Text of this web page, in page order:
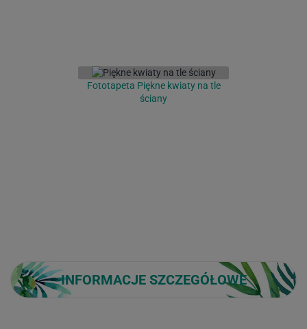
Fototapeta Piękne kwiaty na tle
ściany
INFORMACJE SZCZEGÓŁOWE